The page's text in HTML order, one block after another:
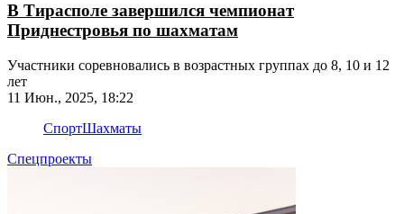
В Тирасполе завершился чемпионат
Приднестровья по шахматам
Участники соревновались в возрастных группах до 8, 10 и 12
лет
11 Июн., 2025, 18:22
СпортШахматы
Спецпроекты